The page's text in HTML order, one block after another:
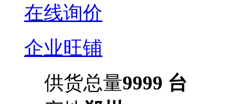
在线询价
企业旺铺
供货总量9999 台